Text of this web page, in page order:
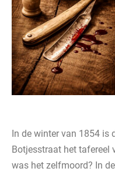
In de winter van 1854 is
Botjesstraat het tafereel
was het zelfmoord? In